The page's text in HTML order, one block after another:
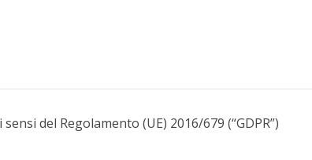
del Regolamento (UE) 2016/679 (“GDPR”)